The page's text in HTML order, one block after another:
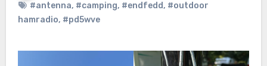
#antenna, #camping, #endfedd, #outdoor
hamradio, #pd5wve